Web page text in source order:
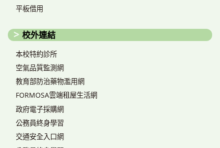
平板借用
校外連結
本校特約診所
空氣品質監測網
教育部防治藥物濫用網
FORMOSA雲端租屋生活網
政府電子採購網
公務員終身學習
交通安全入口網